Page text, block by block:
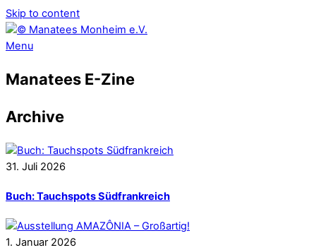
Skip to content
Menu
Manatees E-Zine
Archive
31. Juli 2026
Buch: Tauchspots Südfrankreich
1. Januar 2026